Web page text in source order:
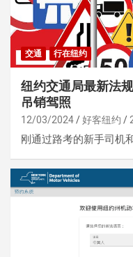
交通 行在纽约
纽约交通局最新法
吊销驾照
12/03/2024 好客纽约
刚通过路考的新手司机